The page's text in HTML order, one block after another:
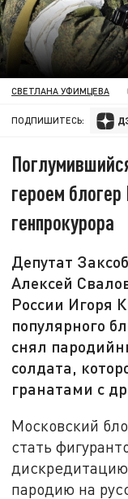
СВЕТЛАНА УФИМЦЕВА
ПОДПИШИТЕСЬ:
героем
генпрокурора
Депутат
Алексей
России Игоря
популярного
снял
солдата,
гранатами с
Московский
стать
пародию на